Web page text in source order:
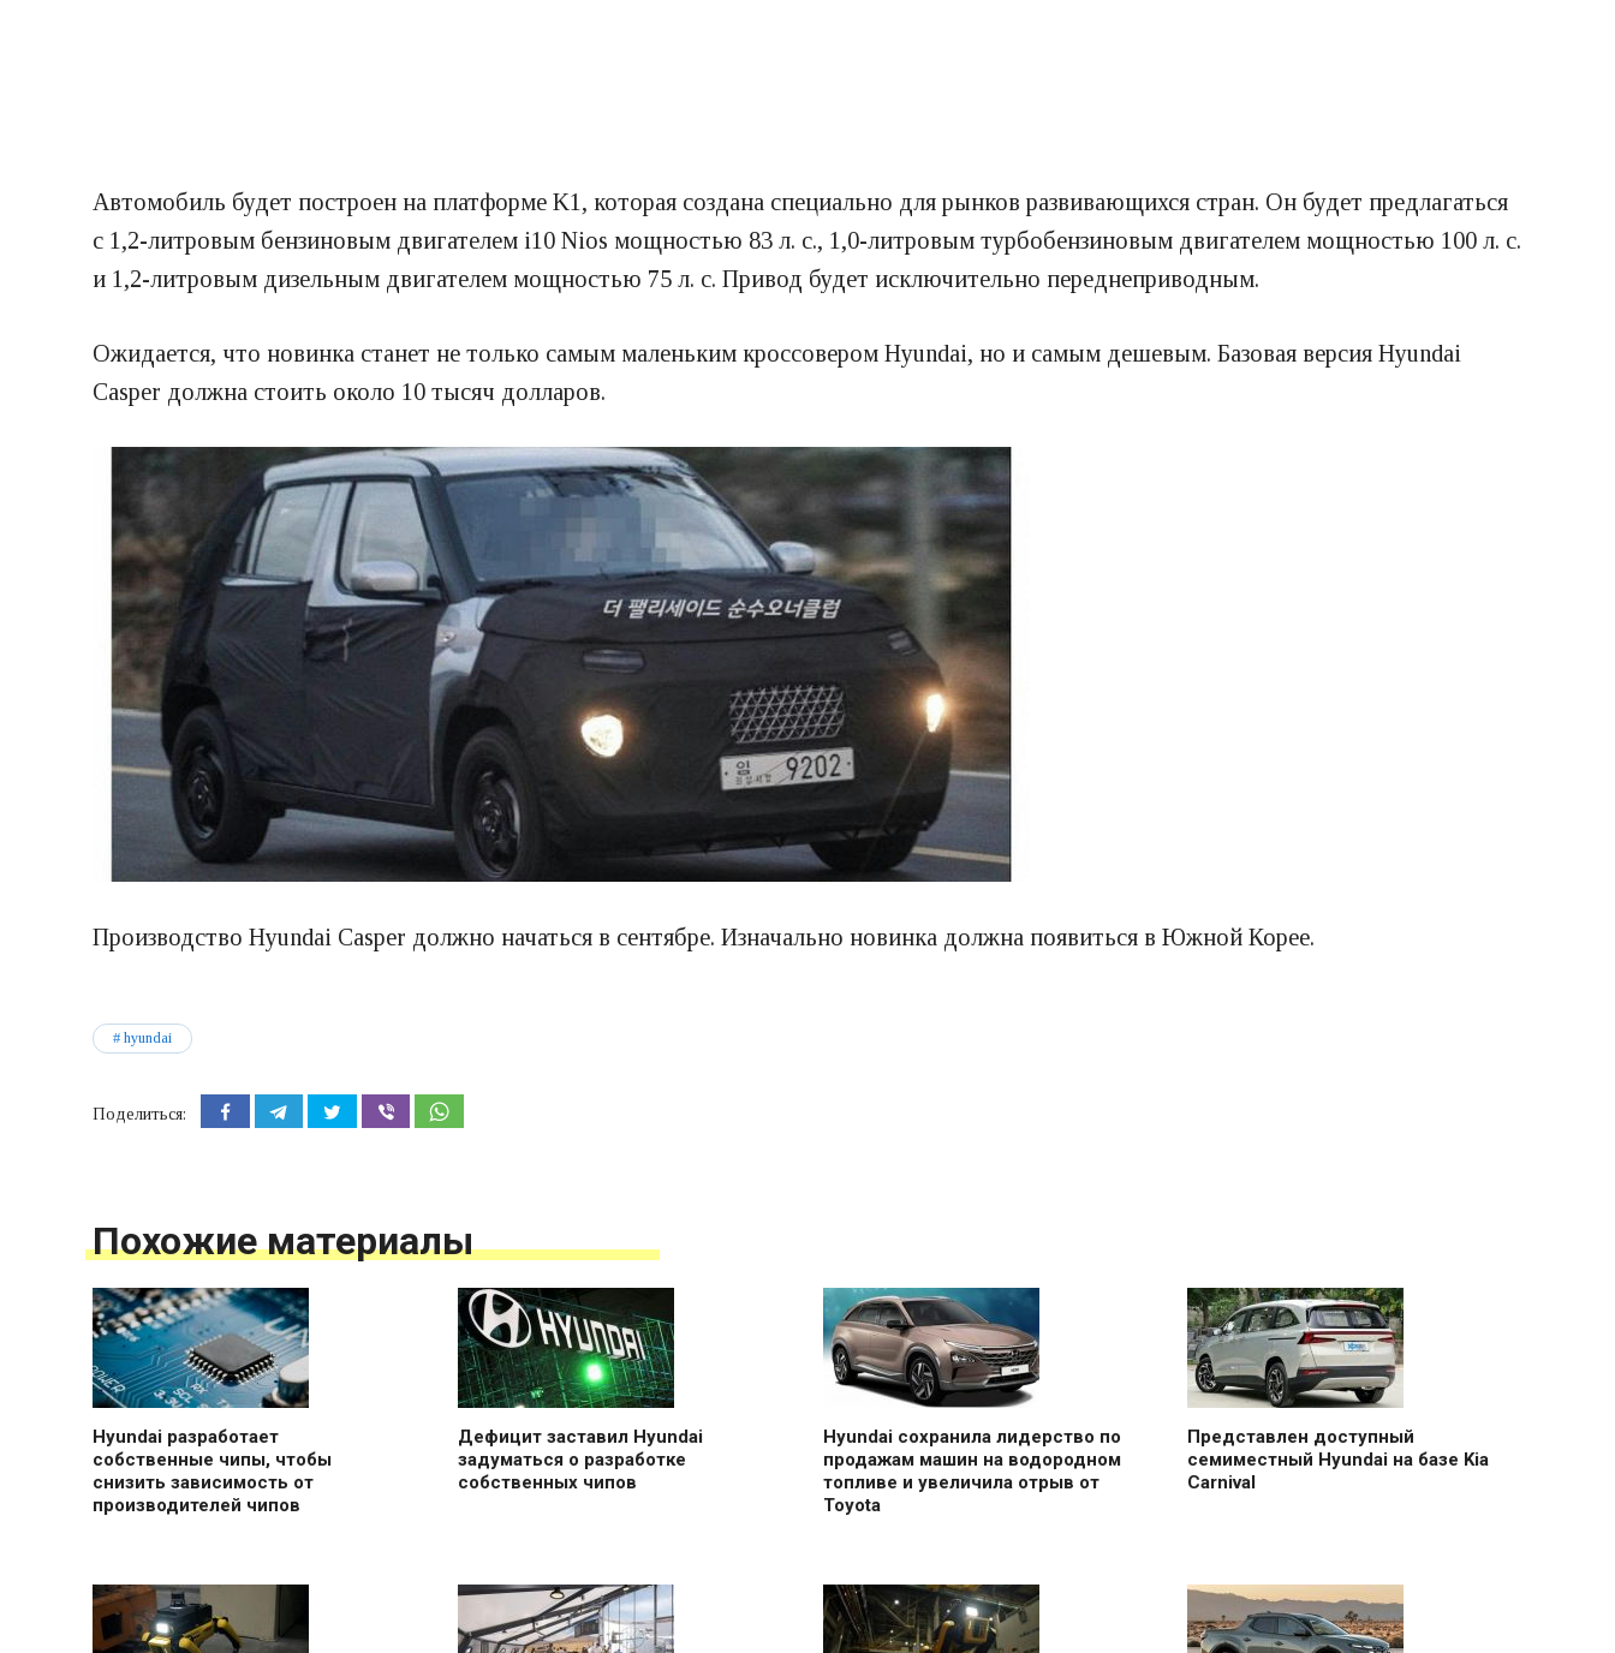
Автомобиль будет построен на платформе K1, которая создана специально для рынков развивающихся стран. Он будет предлагаться
с 1,2-литровым бензиновым двигателем i10 Nios мощностью 83 л. с., 1,0-литровым турбобензиновым двигателем мощностью 100 л. с.
и 1,2-литровым дизельным двигателем мощностью 75 л. с. Привод будет исключительно переднеприводным.
Ожидается, что новинка станет не только самым маленьким кроссовером Hyundai, но и самым дешевым. Базовая версия Hyundai
Casper должна стоить около 10 тысяч долларов.
Производство Hyundai Casper должно начаться в сентябре. Изначально новинка должна появиться в Южной Корее.
hyundai
Поделиться:
Похожие материалы
Hyundai разработает
собственные чипы, чтобы
снизить зависимость от
производителей чипов
Дефицит заставил Hyundai
задуматься о разработке
собственных чипов
Hyundai сохранила лидерство по
продажам машин на водородном
топливе и увеличила отрыв от
Toyota
Представлен доступный
семиместный Hyundai на базе Kia
Carnival